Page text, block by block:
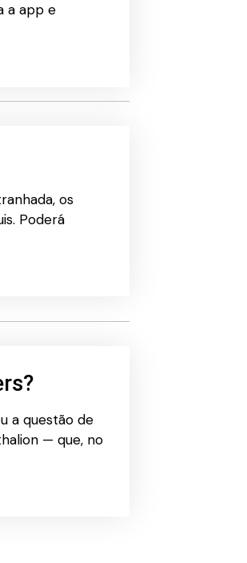
a app e
os
Poderá
a questão de
— que, no